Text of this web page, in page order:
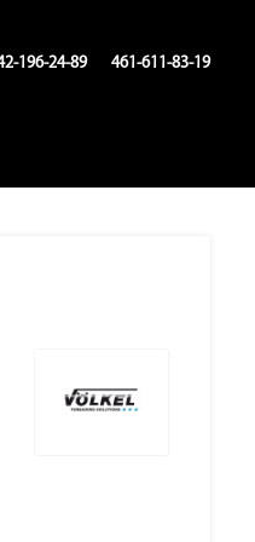
196-24-89 461-611-83-19